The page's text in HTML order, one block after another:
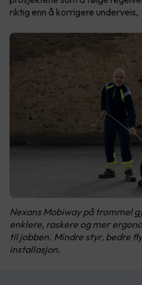
riktig enn å korrigere underveis,
Nexans Mobiway på trommel
enklere, raskere og mer
til jobben. Mindre styr, bedre
installasjon.